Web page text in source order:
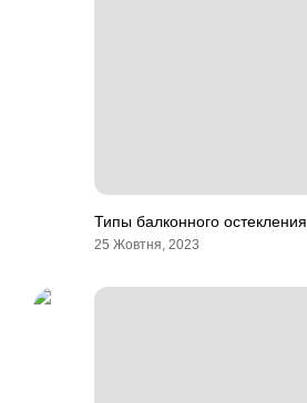
Типы балконного остекления
25 Жовтня, 2023